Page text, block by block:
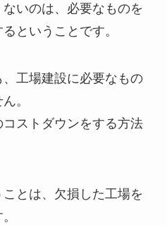
いのは、必要なものを
ということです。
工場建設に必要なもの
。
ストダウンをする方法
とは、欠損した工場を